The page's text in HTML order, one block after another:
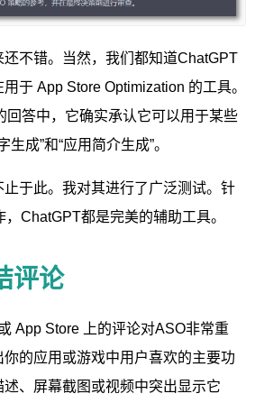
不错。当然，我们都知道ChatGPT
于 App Store Optimization 的工具。
回答中，它确实承认它可以用于某些
成”和“应用简介生成”。
于此。我对其进行了广泛测试。针
ChatGPT都是完美的辅助工具。
评论
App Store 上的评论对ASO非常重
的应用或游戏中用户喜欢的主要功
、屏幕截图或视频中突出显示它